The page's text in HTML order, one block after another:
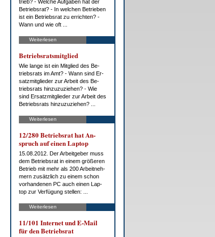
trieb? - Wel­che Auf­ga­ben hat der
Be­triebs­rat? - In wel­chen Be­trie­ben
ist ein Be­triebs­rat zu er­rich­ten? -
Wann und wie oft ...
Weiterlesen
Be­triebs­rats­mit­glied
Wie lan­ge ist ein Mit­glied des Be­
triebs­rats im Amt? - Wann sind Er­
satz­mit­glie­der zur Ar­beit des Be­
triebs­rats hin­zu­zu­zie­hen? - Wie
sind Er­satz­mit­glie­der zur Ar­beit des
Be­triebs­rats hin­zu­zu­zie­hen? ...
Weiterlesen
12/280 Be­triebs­rat hat An­
spruch auf ei­nen Lap­top
15.08.2012. Der Ar­beit­ge­ber muss
dem Be­triebs­rat in ei­nem grö­ße­ren
Be­trieb mit mehr als 200 Ar­beit­neh­
mern zu­sätz­lich zu ei­nem schon
vor­han­de­nen PC auch ei­nen Lap­
top zur Ver­fü­gung stel­len: ...
Weiterlesen
11/101 In­ter­net und E-Mail
für den Be­triebs­rat